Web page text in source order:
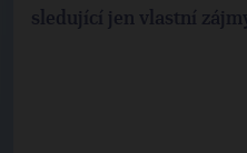
sledující jen vlastní